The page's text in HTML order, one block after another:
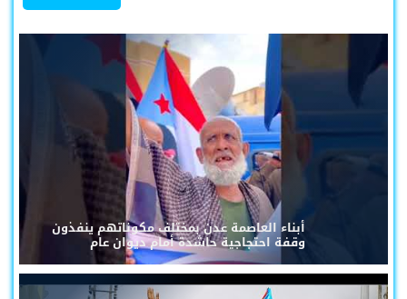
أبناء العاصمة عدن بمختلف مكوناتهم ينفذون
وقفة احتجاجية حاشدة أمام ديوان عام